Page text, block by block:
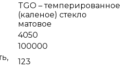
TGO – темперированное
(каленое) стекло
матовое
4050
100000
123